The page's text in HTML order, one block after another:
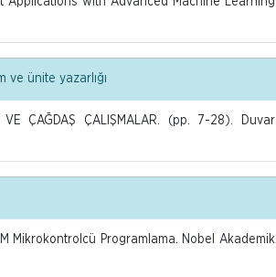
ve ünite yazarlığı
VE ÇAĞDAŞ ÇALIŞMALAR. (pp. 7-28). Duvar
Mikrokontrolcü Programlama. Nobel Akademik